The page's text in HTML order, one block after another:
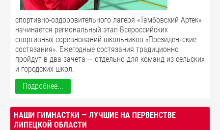
спортивно-оздоровительного лагеря «Тамбовский Артек»
начинается региональный этап Всероссийских
спортивных соревнований школьников «Президентские
состязания». Ежегодные состязания традиционно
пройдут в два зачета — отдельно для команд из сельских
и городских школ.
Подробнее...
НАШИ ГИМНАСТКИ — ЛУЧШИЕ НА ПЕРВЕНСТВЕ
ЛИПЕЦКОЙ ОБЛАСТИ